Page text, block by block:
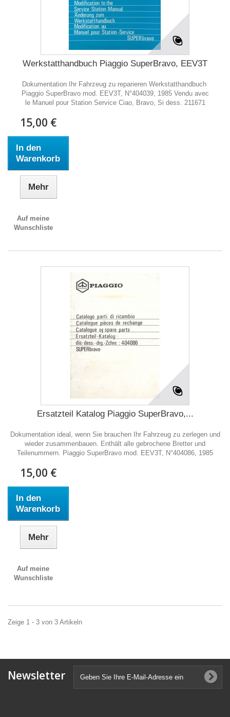
Werkstatthandbuch Piaggio SuperBravo, EEV3T
Dokumentation Ihr Fahrzeug zu reparieren Werkstatthandbuch
Piaggio SuperBravo mod. EEV3T, N°404039, 1985 Vendu avec
le Manuel pour Station Service Ciao, Bravo, Si dess. 211671
15,00 €
In den
Warenkorb
Mehr
Auf meine
Wunschliste
Ersatzteil Katalog Piaggio SuperBravo,...
Dokumentation ideal, wenn Sie brauchen Ihr Fahrzeug zu zerlegen und
wieder zusammenbauen. Enthält alle gebrochene Bretter und
Teilenummern. Piaggio SuperBravo mod. EEV3T, N°404086, 1985
15,00 €
In den
Warenkorb
Mehr
Auf meine
Wunschliste
Zeige 1 - 3 von 3 Artikeln
Newsletter